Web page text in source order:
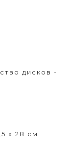
дисков -
х 28 см.